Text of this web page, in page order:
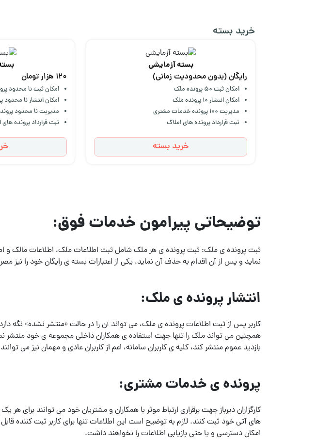
خرید بسته
بسته آزمایشی
رایگان (بدون محدودیت زمانی)
امکان ثبت 50 پرونده ملک
امکان انتشار 10 پرونده ملک
مدیریت 100 پرونده خدمات مشتری
ثبت قرارداد پرونده های املاک
خرید بسته
120 هزار تومان
امکان ثبت نا محدود
امکان انتشار نا محدود
مدیریت نا محدود
ثبت قرارداد پرونده های
توضیحاتی پیرامون خدمات فوق:
ثبت پرونده ی ملک: ثبت پرونده ی هر ملک شامل ثبت اطلاعات ملک، اطلاعات مالک و
نماید و پس از آن اقدام به حذف آن نماید، یکی از اعتبارات بسته ی رایگان خود را نیز
انتشار پرونده ی ملک:
کاربر پس از ثبت اطلاعات پرونده ی ملک، می تواند آن را در حالت «منتشر نشده» نگه
همچنین می تواند ملک را تنها جهت استفاده ی همکاران داخلی مجموعه ی خود منتشر نماید.
بازدید عموم منتشر کند، کلیه ی کاربران سامانه، اعم از کاربران عادی و مهمان نیز می
پرونده ی خدمات مشتری:
کارگزاران دیرباز جهت برقراری ارتباط موثر با همکاران و مشتریان خود می توانند برای
های آتی خود ثبت کنند. لازم به توضیح است این اطلاعات تنها برای کاربر ثبت کننده
امکان دسترسی و یا حتی بازیابی اطلاعات را نخواهند داشت.